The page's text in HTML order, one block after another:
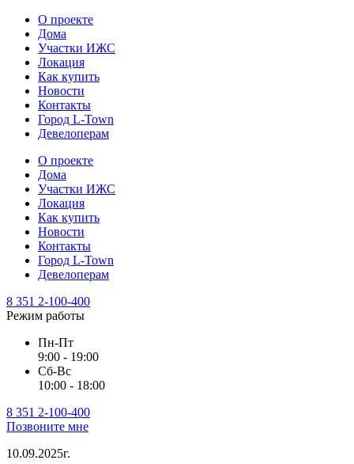
О проекте
Дома
Участки ИЖС
Локация
Как купить
Новости
Контакты
Город L-Town
Девелоперам
О проекте
Дома
Участки ИЖС
Локация
Как купить
Новости
Контакты
Город L-Town
Девелоперам
8 351 2-100-400
Режим работы
Пн-Пт
9:00 - 19:00
Сб-Вс
10:00 - 18:00
8 351 2-100-400
Позвоните мне
10.09.2025г.